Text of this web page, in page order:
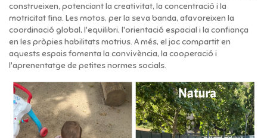
construeixen, potenciant la creativitat, la concentració i la
motricitat fina. Les motos, per la seva banda, afavoreixen la
coordinació global, l'equilibri, l'orientació espacial i la confiança
en les pròpies habilitats motrius. A més, el joc compartit en
aquests espais fomenta la convivència, la cooperació i
l'aprenentatge de petites normes socials.